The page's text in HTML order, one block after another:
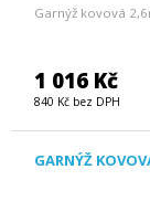
Garnýž kovová
1 016 Kč
840 Kč bez DPH
GARNÝŽ